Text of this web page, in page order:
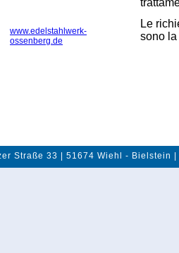
www.edelstahlwerk-
ossenberg.de
Le
sono la
Straße 33 | 51674 Wiehl -